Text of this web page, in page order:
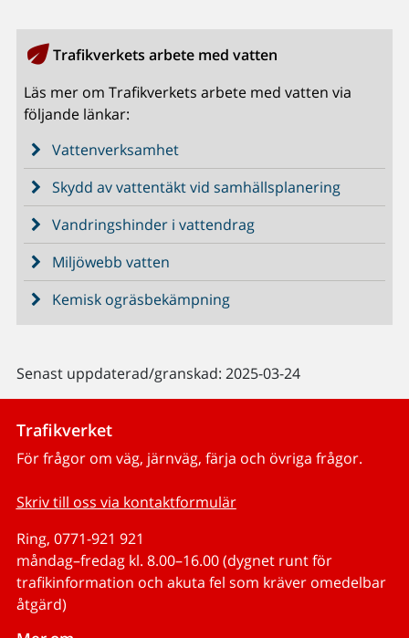
Trafikverkets arbete med vatten
Läs mer om Trafikverkets arbete med vatten via
följande länkar:
Vattenverksamhet
Skydd av vattentäkt vid samhällsplanering
Vandringshinder i vattendrag
Miljöwebb vatten
Kemisk ogräsbekämpning
Senast uppdaterad/granskad: 2025-03-24
Trafikverket
För frågor om väg, järnväg, färja och övriga frågor.
Skriv till oss via kontaktformulär
Ring, 0771-921 921
måndag–fredag kl. 8.00–16.00 (dygnet runt för
trafikinformation och akuta fel som kräver omedelbar
åtgärd)